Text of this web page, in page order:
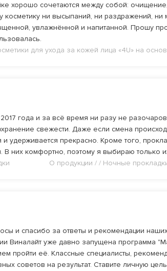
хорошо сочетаются между собой:
косметику ни высыпаний, ни раздражений,
увлажнённой и напитанной. Прошу
для ухода за кожей лица «4U» на
года и за всё время ни разу не
свежести. Даже если смена
и удерживается прекрасно. Кроме того,
В них комфортно, поэтому я выбираю только
О продукции / / Ночные
и спасибо за ответы и рекомендации
Виналайт уже давно запущена программа
пройти её. Классные специалисты,
советов на результат. Ставите личную